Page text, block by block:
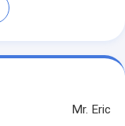
Mr. Eric